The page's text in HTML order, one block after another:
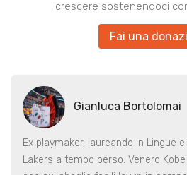
crescere sostenendoci
Fai una
Gianluca Bortolomai
Ex playmaker, laureando in Lingue
Lakers a tempo perso. Venero